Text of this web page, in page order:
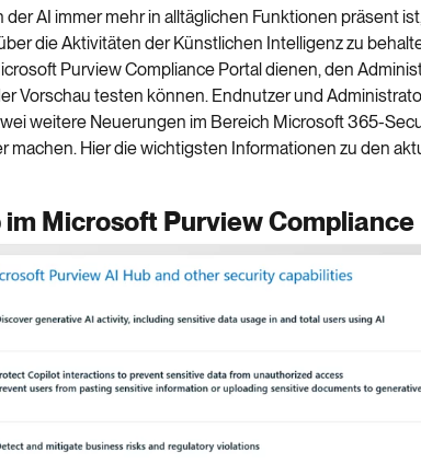
der AI immer mehr in alltäglichen Funktionen präsent
die Aktivitäten der Künstlichen Intelligenz zu
Purview Compliance Portal dienen, den
Vorschau testen können. Endnutzer und
weitere Neuerungen im Bereich Microsoft 365-
machen. Hier die wichtigsten Informationen zu den
im Microsoft Purview